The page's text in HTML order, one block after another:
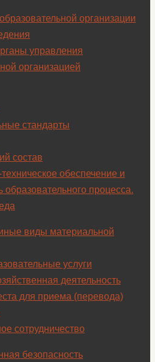
организации
управления
организацией
стандарты
состав
обеспечение и
образовательного процесса.
виды материальной
услуги
деятельность
для приема (перевода)
сотрудничество
безопасность